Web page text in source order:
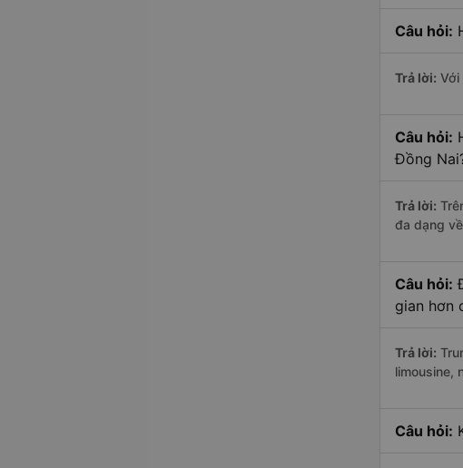
Câu hỏi:
Trả lời: Với
Câu hỏi:
Đồng
Trả lời:
đa dạng
Câu hỏi:
gian hơn
Trả lời:
limousine,
Câu hỏi: